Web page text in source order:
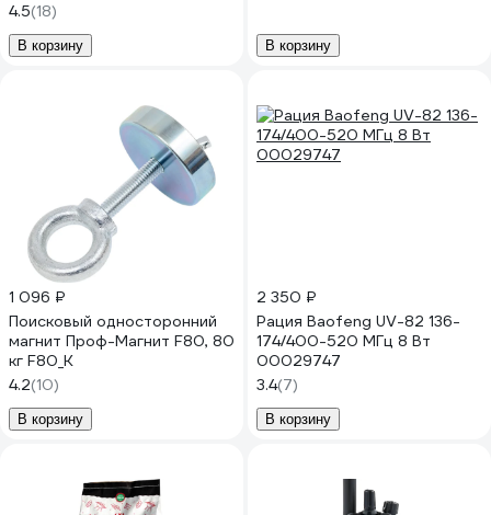
4.5(18)
В корзину В корзину
1 096 ₽
Поисковый односторонний
магнит Проф-Магнит F80, 80
кг F80_K
4.2(10)
В корзину
2 350 ₽
Рация Baofeng UV-82 136-
174/400-520 МГц 8 Вт
00029747
3.4(7)
В корзину